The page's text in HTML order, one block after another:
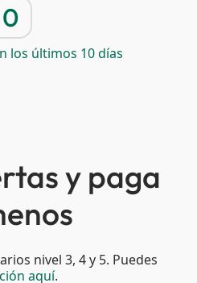
0
los últimos 10 días
y paga
nivel 3, 4 y 5. Puedes
aquí.